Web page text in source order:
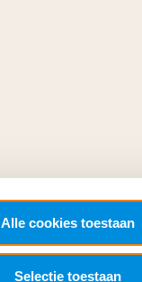
Alle cookies toestaan
Selectie toestaan